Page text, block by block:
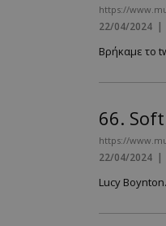
https://
22/04/2024 |
Βρήκαμε το
66.
https://
22/04/2024 |
Lucy